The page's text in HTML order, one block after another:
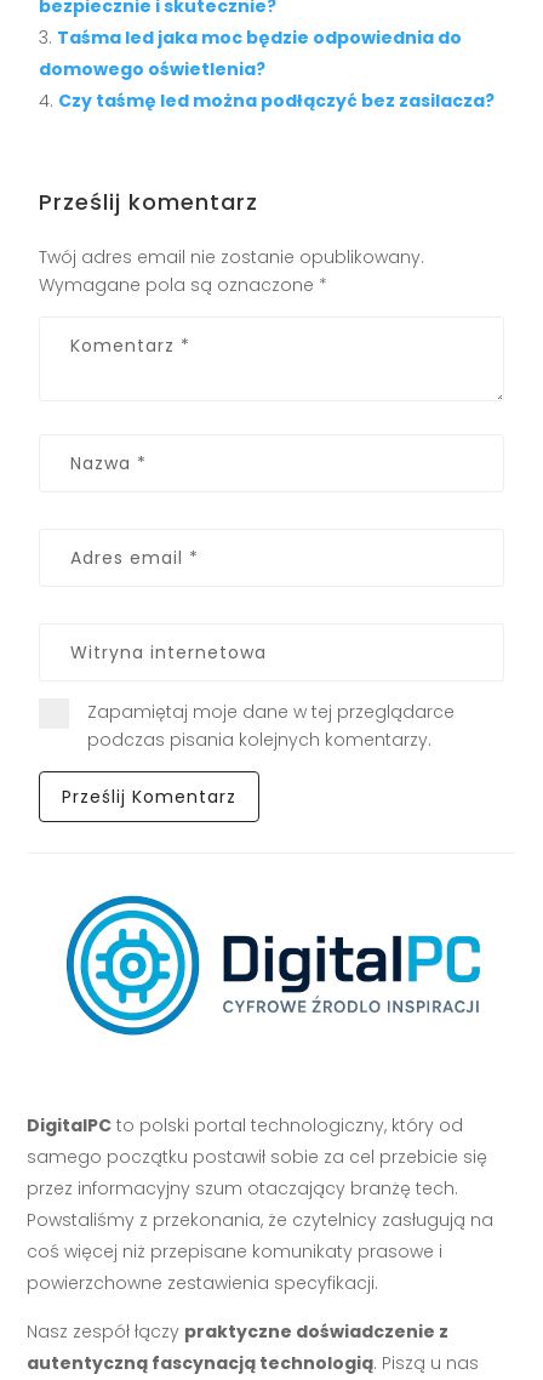
bezpiecznie i skutecznie?
Taśma led jaka moc będzie odpowiednia do
domowego oświetlenia?
Czy taśmę led można podłączyć bez zasilacza?
Prześlij komentarz
Twój adres email nie zostanie opublikowany.
Wymagane pola są oznaczone *
Zapamiętaj moje dane w tej przeglądarce
podczas pisania kolejnych komentarzy.
DigitalPC to polski portal technologiczny, który od
samego początku postawił sobie za cel przebicie się
przez informacyjny szum otaczający branżę tech.
Powstaliśmy z przekonania, że czytelnicy zasługują na
coś więcej niż przepisane komunikaty prasowe i
powierzchowne zestawienia specyfikacji.
Nasz zespół łączy praktyczne doświadczenie z
autentyczną fascynacją technologią. Piszą u nas